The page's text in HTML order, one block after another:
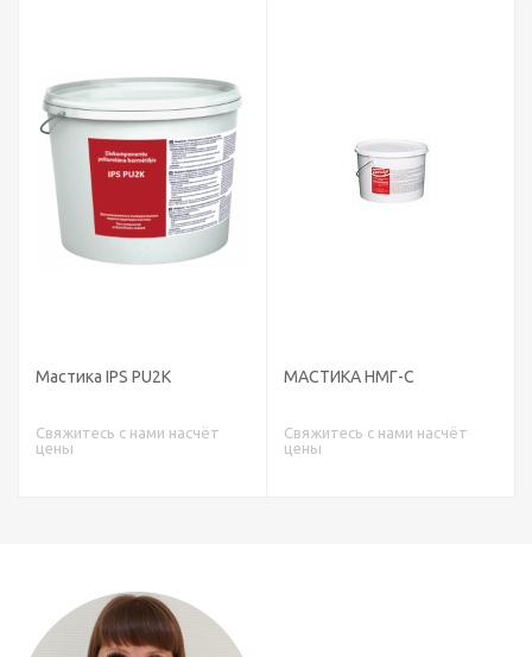
Мастика IPS PU2K
Свяжитесь с нами насчёт
цены
МАСТИКА НМГ-С
Свяжитесь с нами насчёт
цены